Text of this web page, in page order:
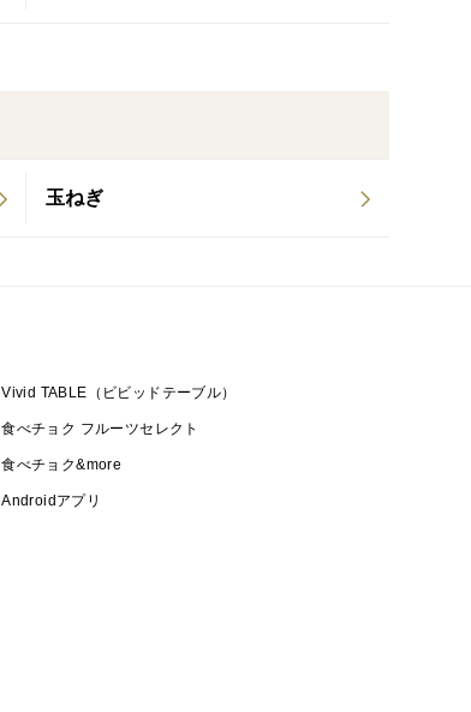
玉ねぎ
Vivid TABLE（ビビッドテーブル）
食べチョク フルーツセレクト
食べチョク&more
Androidアプリ